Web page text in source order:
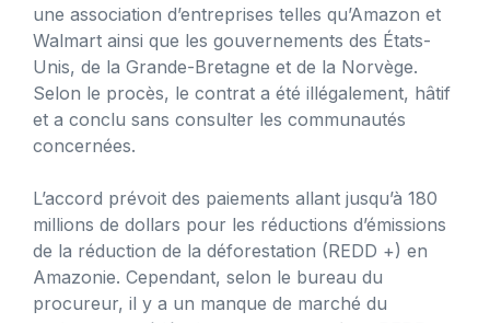
une association d’entreprises telles qu’Amazon et
Walmart ainsi que les gouvernements des États-
Unis, de la Grande-Bretagne et de la Norvège.
Selon le procès, le contrat a été illégalement, hâtif
et a conclu sans consulter les communautés
concernées.
L’accord prévoit des paiements allant jusqu’à 180
millions de dollars pour les réductions d’émissions
de la réduction de la déforestation (REDD +) en
Amazonie. Cependant, selon le bureau du
procureur, il y a un manque de marché du